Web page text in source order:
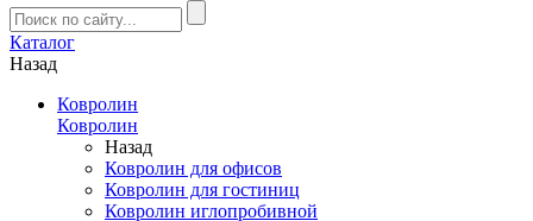
Каталог
Назад
Ковролин
Ковролин
Назад
Ковролин для офисов
Ковролин для гостиниц
Ковролин иглопробивной